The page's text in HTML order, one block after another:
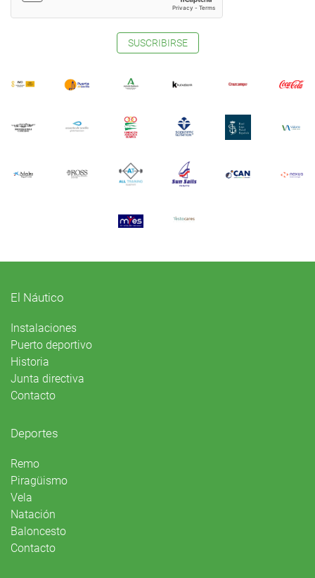
SUSCRIBIRSE
El Náutico
Instalaciones
Puerto deportivo
Historia
Junta directiva
Contacto
Deportes
Remo
Piragüismo
Vela
Natación
Baloncesto
Contacto